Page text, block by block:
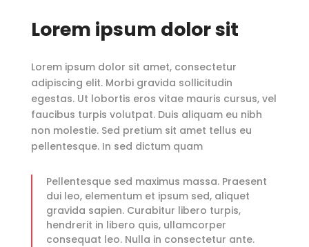
Lorem ipsum dolor sit
Lorem ipsum dolor sit amet, consectetur
adipiscing elit. Morbi gravida sollicitudin
egestas. Ut lobortis eros vitae mauris cursus, vel
faucibus turpis volutpat. Duis aliquam eu nibh
non molestie. Sed pretium sit amet tellus eu
pellentesque. In sed dictum quam
Pellentesque sed maximus massa. Praesent
dui leo, elementum et ipsum sed, aliquet
gravida sapien. Curabitur libero turpis,
hendrerit in libero quis, ullamcorper
consequat leo. Nulla in consectetur ante.